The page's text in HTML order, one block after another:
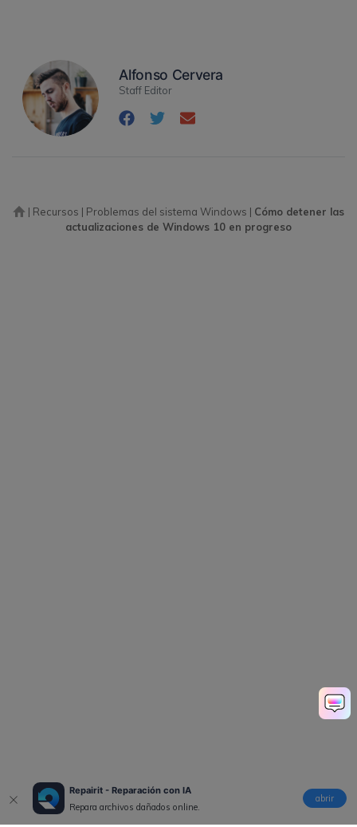
Repairit - Reparación con IA
Repara archivos dañados online.
abrir
Alfonso Cervera
Staff Editor
| Recursos | Problemas del sistema Windows | Cómo detener las
actualizaciones de Windows 10 en progreso